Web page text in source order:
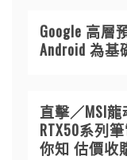
Google 高層
Android 為
直擊／MSI
RTX50系列
你知 估價收